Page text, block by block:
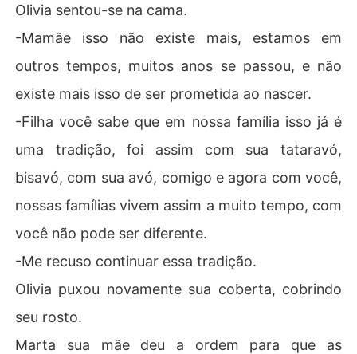
Olivia sentou-se na cama.
-Mamãe isso não existe mais, estamos em
outros tempos, muitos anos se passou, e não
existe mais isso de ser prometida ao nascer.
-Filha você sabe que em nossa família isso já é
uma tradição, foi assim com sua tataravó,
bisavó, com sua avó, comigo e agora com você,
nossas famílias vivem assim a muito tempo, com
você não pode ser diferente.
-Me recuso continuar essa tradição.
Olivia puxou novamente sua coberta, cobrindo
seu rosto.
Marta sua mãe deu a ordem para que as